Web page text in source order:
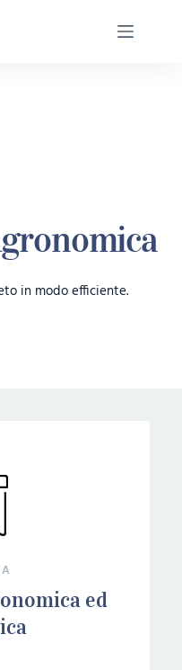
in modo efficiente.
ed